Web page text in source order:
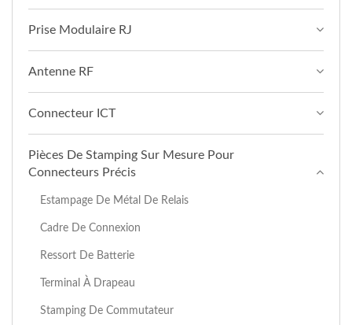
Prise Modulaire RJ
Antenne RF
Connecteur ICT
Pièces De Stamping Sur Mesure Pour
Connecteurs Précis
Estampage De Métal De Relais
Cadre De Connexion
Ressort De Batterie
Terminal À Drapeau
Stamping De Commutateur